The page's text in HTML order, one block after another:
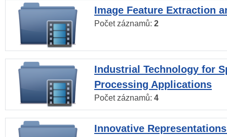
Image Feature Extraction
Počet záznamů: 2
Industrial Technology for
Processing Applications
Počet záznamů: 4
Innovative